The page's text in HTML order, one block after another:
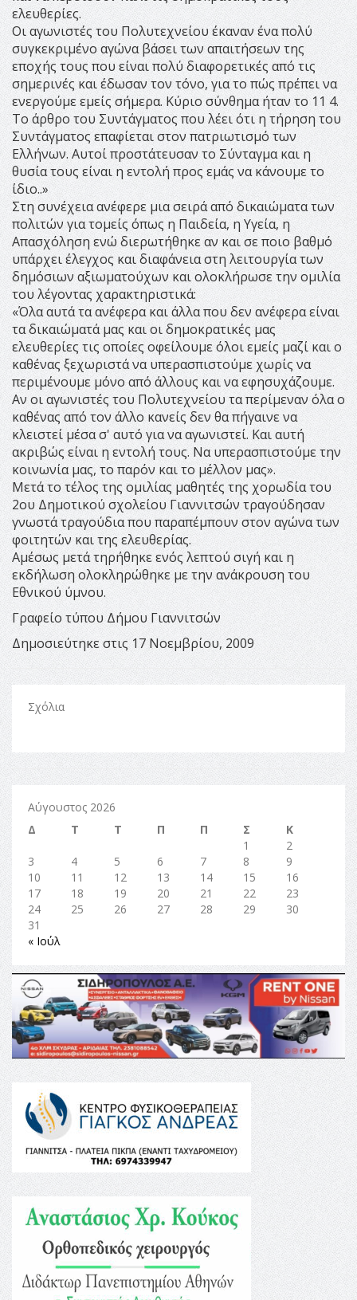
ελευθερίες.
Οι αγωνιστές του Πολυτεχνείου έκαναν ένα πολύ
συγκεκριμένο αγώνα βάσει των απαιτήσεων της
εποχής τους που είναι πολύ διαφορετικές από τις
σημερινές και έδωσαν τον τόνο, για το πώς πρέπει να
ενεργούμε εμείς σήμερα. Κύριο σύνθημα ήταν το 11 4.
Το άρθρο του Συντάγματος που λέει ότι η τήρηση του
Συντάγματος επαφίεται στον πατριωτισμό των
Ελλήνων. Αυτοί προστάτευσαν το Σύνταγμα και η
θυσία τους είναι η εντολή προς εμάς να κάνουμε το
ίδιο..»
Στη συνέχεια ανέφερε μια σειρά από δικαιώματα των
πολιτών για τομείς όπως η Παιδεία, η Υγεία, η
Απασχόληση ενώ διερωτήθηκε αν και σε ποιο βαθμό
υπάρχει έλεγχος και διαφάνεια στη λειτουργία των
δημόσιων αξιωματούχων και ολοκλήρωσε την ομιλία
του λέγοντας χαρακτηριστικά:
«Όλα αυτά τα ανέφερα και άλλα που δεν ανέφερα είναι
τα δικαιώματά μας και οι δημοκρατικές μας
ελευθερίες τις οποίες οφείλουμε όλοι εμείς μαζί και ο
καθένας ξεχωριστά να υπερασπιστούμε χωρίς να
περιμένουμε μόνο από άλλους και να εφησυχάζουμε.
Αν οι αγωνιστές του Πολυτεχνείου τα περίμεναν όλα ο
καθένας από τον άλλο κανείς δεν θα πήγαινε να
κλειστεί μέσα σ' αυτό για να αγωνιστεί. Και αυτή
ακριβώς είναι η εντολή τους. Να υπερασπιστούμε την
κοινωνία μας, το παρόν και το μέλλον μας».
Μετά το τέλος της ομιλίας μαθητές της χορωδία του
2ου Δημοτικού σχολείου Γιαννιτσών τραγούδησαν
γνωστά τραγούδια που παραπέμπουν στον αγώνα των
φοιτητών και της ελευθερίας.
Αμέσως μετά τηρήθηκε ενός λεπτού σιγή και η
εκδήλωση ολοκληρώθηκε με την ανάκρουση του
Εθνικού ύμνου.
Γραφείο τύπου Δήμου Γιαννιτσών
Δημοσιεύτηκε στις 17 Νοεμβρίου, 2009
Σχόλια
Αύγουστος 2026
Δ
Τ Τ Π Π Σ
Κ
1
2
3
4 5 6 7 8
9
10
11 12 13 14 15
16
17
18 19 20 21 22
23
24
25 26 27 28 29
30
31
« Ιούλ